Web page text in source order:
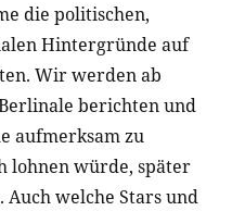
die politischen,
Hintergründe auf
Wir werden ab
berichten und
aufmerksam zu
lohnen würde, später
welche Stars und